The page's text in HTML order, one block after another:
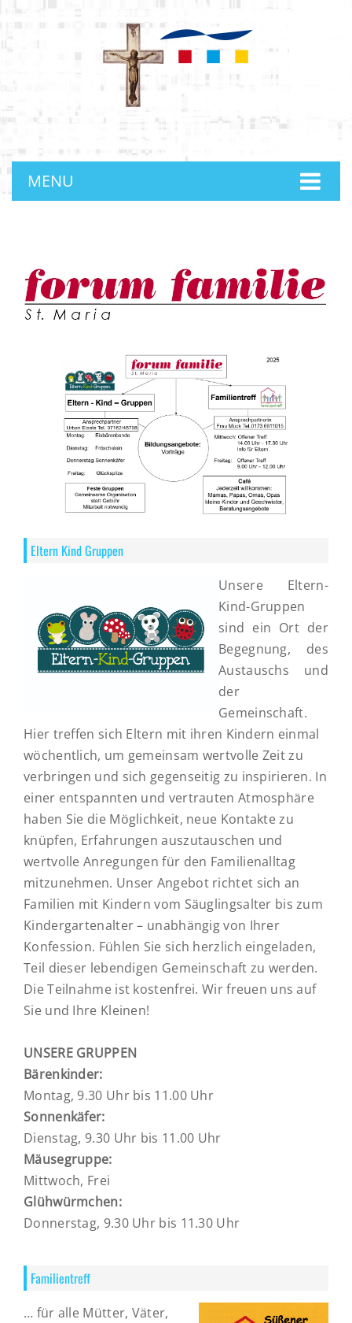
MENU
Eltern Kind Gruppen
Unsere Eltern-
Kind-Gruppen
sind ein Ort der
Begegnung, des
Austauschs und
der
Gemeinschaft.
Hier treffen sich Eltern mit ihren Kindern einmal
wöchentlich, um gemeinsam wertvolle Zeit zu
verbringen und sich gegenseitig zu inspirieren. In
einer entspannten und vertrauten Atmosphäre
haben Sie die Möglichkeit, neue Kontakte zu
knüpfen, Erfahrungen auszutauschen und
wertvolle Anregungen für den Familienalltag
mitzunehmen. Unser Angebot richtet sich an
Familien mit Kindern vom Säuglingsalter bis zum
Kindergartenalter – unabhängig von Ihrer
Konfession. Fühlen Sie sich herzlich eingeladen,
Teil dieser lebendigen Gemeinschaft zu werden.
Die Teilnahme ist kostenfrei. Wir freuen uns auf
Sie und Ihre Kleinen!
UNSERE GRUPPEN
Bärenkinder:
Montag, 9.30 Uhr bis 11.00 Uhr
Sonnenkäfer:
Dienstag, 9.30 Uhr bis 11.00 Uhr
Mäusegruppe:
Mittwoch, Frei
Glühwürmchen:
Donnerstag, 9.30 Uhr bis 11.30 Uhr
Familientreff
… für alle Mütter, Väter,